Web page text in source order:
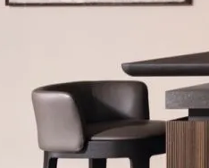
Будьте в курсе